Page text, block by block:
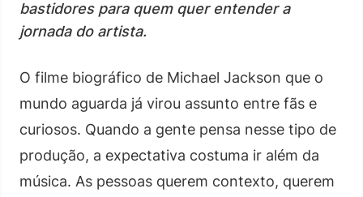
bastidores para quem quer entender a
jornada do artista.
O filme biográfico de Michael Jackson que o
mundo aguarda já virou assunto entre fãs e
curiosos. Quando a gente pensa nesse tipo de
produção, a expectativa costuma ir além da
música. As pessoas querem contexto, querem